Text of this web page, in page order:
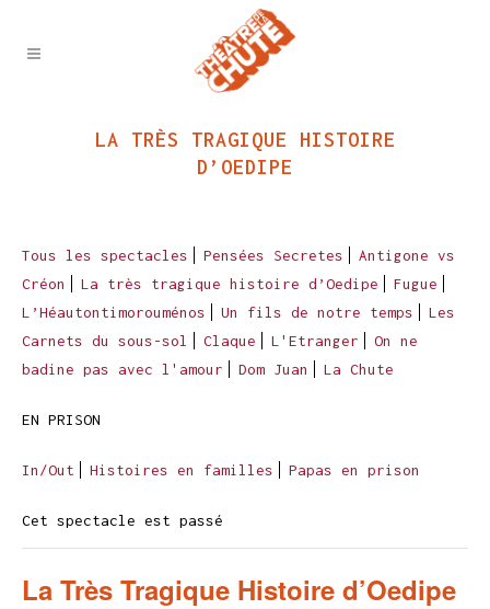
LA TRÈS TRAGIQUE HISTOIRE
D’OEDIPE
Tous les spectacles Pensées Secretes
Antigone vs
Créon
La très tragique histoire d’Oedipe
Fugue
L’Héautontimorouménos
Un fils de notre temps
Les
Carnets du sous-sol
Claque L'Etranger
On ne
badine pas avec l'amour
Dom Juan La Chute
EN PRISON
In/Out Histoires en familles Papas en prison
Cet spectacle est passé
La Très Tragique Histoire d’Oedipe